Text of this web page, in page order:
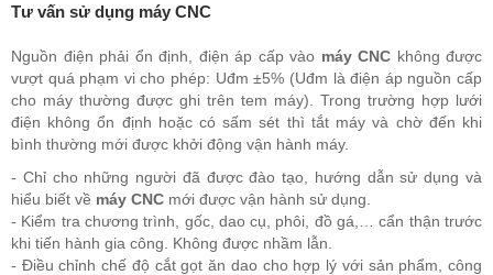
Tư vấn sử dụng máy CNC
Nguồn điện phải ổn định, điện áp cấp vào máy CNC không được
vượt quá phạm vi cho phép: Uđm ±5% (Uđm là điện áp nguồn cấp
cho máy thường được ghi trên tem máy). Trong trường hợp lưới
điện không ổn định hoặc có sấm sét thì tắt máy và chờ đến khi
bình thường mới được khởi động vận hành máy.
- Chỉ cho những người đã được đào tạo, hướng dẫn sử dụng và
hiểu biết về máy CNC mới được vận hành sử dụng.
- Kiểm tra chương trình, gốc, dao cụ, phôi, đồ gá,… cẩn thận trước
khi tiến hành gia công. Không được nhầm lẫn.
- Điều chỉnh chế độ cắt gọt ăn dao cho hợp lý với sản phẩm, công